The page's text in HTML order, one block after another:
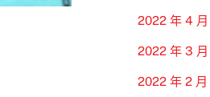
2022 年 4 月
2022 年 3 月
2022 年 2 月